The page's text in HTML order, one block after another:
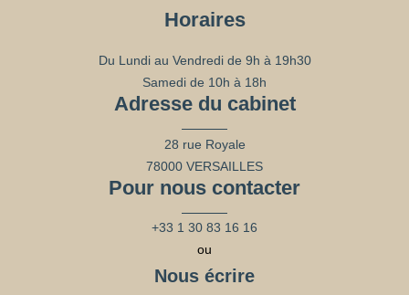
Horaires
Du Lundi au Vendredi de 9h à 19h30
Samedi de 10h à 18h
Adresse du cabinet
28 rue Royale
78000 VERSAILLES
Pour nous contacter
+33 1 30 83 16 16
ou
Nous écrire